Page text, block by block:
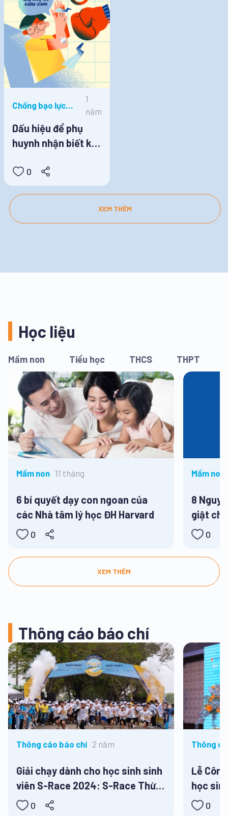
Chống bạo lực
tức
1
năm
Dấu hiệu để phụ
huynh nhận biết khi
đường
0
XEM THÊM
Học liệu
Mầm non Tiểu học THCS THPT
Mầm non 11 tháng
6 bí quyết dạy con ngoan của
các Nhà tâm lý học ĐH Harvard
0
Mầm
8
giật
hè 0
XEM THÊM
Thông cáo báo chí
Thông cáo báo chí 2 năm
Giải chạy dành cho học sinh sinh
viên S-Race 2024: S-Race Thừa
Thiên Huế
0
Thông
Lễ
học
0